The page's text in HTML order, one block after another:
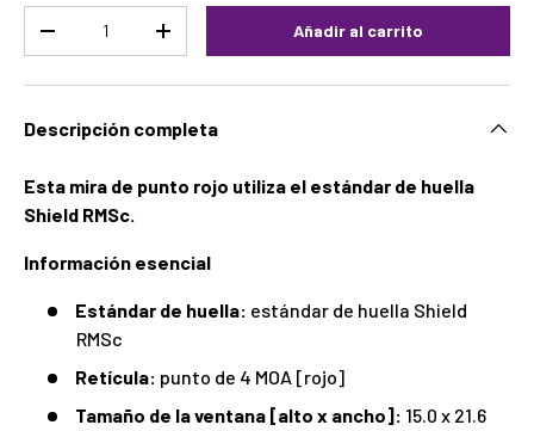
-
+ Añadir al carrito
Descripción completa
Esta mira de punto rojo utiliza el estándar de huella
Shield RMSc.
Información esencial
Estándar de huella: estándar de huella Shield
RMSc
Retícula: punto de 4 MOA [rojo]
Tamaño de la ventana [alto x ancho]: 15.0 x 21.6